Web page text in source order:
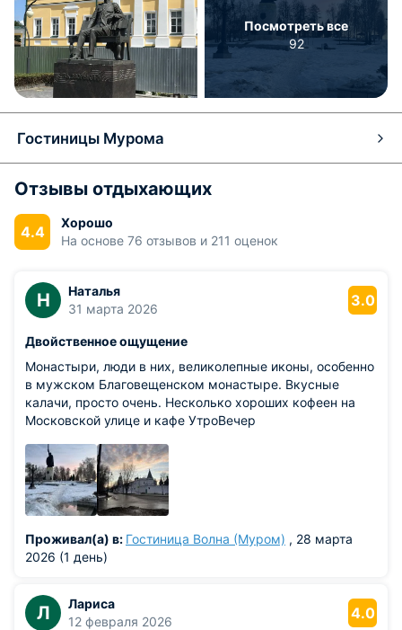
Посмотреть все
92
Гостиницы Мурома
Отзывы отдыхающих
4.4
Хорошо
На основе 76 отзывов и 211 оценок
Н
Наталья
31 марта 2026
3.0
Двойственное ощущение
Монастыри, люди в них, великолепные иконы, особенно
в мужском Благовещенском монастыре. Вкусные
калачи, просто очень. Несколько хороших кофеен на
Московской улице и кафе УтроВечер
Проживал(а) в: Гостиница Волна (Муром) , 28 марта
2026 (1 день)
Л
Лариса
12 февраля 2026
4.0